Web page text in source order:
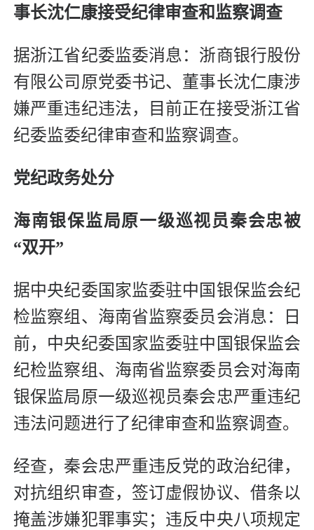
事长沈仁康接受纪律审查和监察调查
据浙江省纪委监委消息：浙商银行股份
有限公司原党委书记、董事长沈仁康涉
嫌严重违纪违法，目前正在接受浙江省
纪委监委纪律审查和监察调查。
党纪政务处分
海南银保监局原一级巡视员秦会忠被
“双开”
据中央纪委国家监委驻中国银保监会纪
检监察组、海南省监察委员会消息：日
前，中央纪委国家监委驻中国银保监会
纪检监察组、海南省监察委员会对海南
银保监局原一级巡视员秦会忠严重违纪
违法问题进行了纪律审查和监察调查。
经查，秦会忠严重违反党的政治纪律，
对抗组织审查，签订虚假协议、借条以
掩盖涉嫌犯罪事实；违反中央八项规定